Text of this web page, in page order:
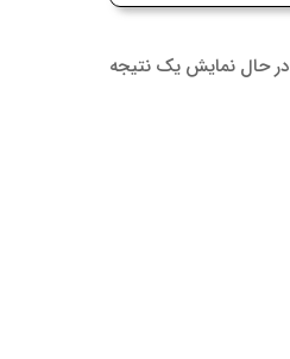
در حال نمایش یک نتیجه